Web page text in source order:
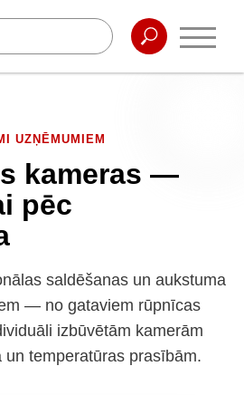
UZŅĒMUMIEM
kameras —
pēc
saldēšanas un aukstuma
— no gataviem rūpnīcas
izbūvētām kamerām
un temperatūras prasībām.